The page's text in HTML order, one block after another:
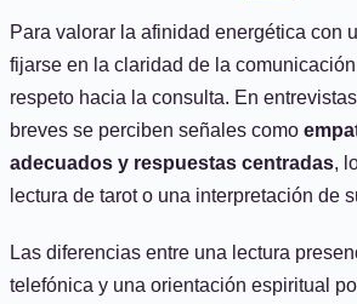
Para valorar la afinidad energética con
fijarse en la claridad de la
respeto hacia la consulta. En
breves se perciben señales como
adecuados y respuestas centradas,
lectura de tarot o una interpretación de
Las diferencias entre una lectura
telefónica y una orientación espiritual